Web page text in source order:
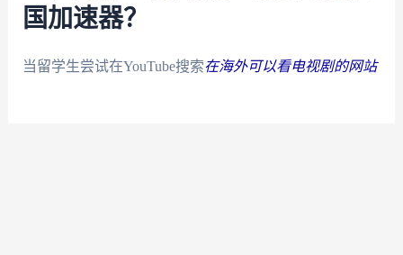
国加速器？
当留学生尝试在YouTube搜索在海外可以看电视剧的网站